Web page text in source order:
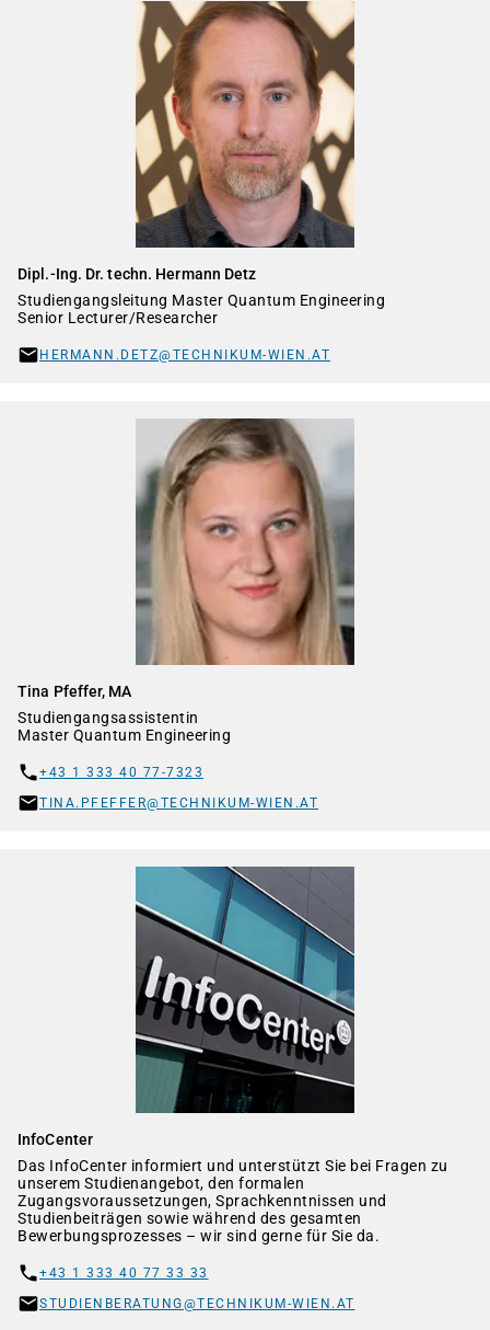
Dipl.-Ing. Dr. techn. Hermann Detz
Studiengangsleitung Master Quantum Engineering
Senior Lecturer/Researcher
HERMANN.DETZ@TECHNIKUM-WIEN.AT
Tina Pfeffer, MA
Studiengangsassistentin
Master Quantum Engineering
+43 1 333 40 77-7323
TINA.PFEFFER@TECHNIKUM-WIEN.AT
InfoCenter
Das InfoCenter informiert und unterstützt Sie bei Fragen zu
unserem Studienangebot, den formalen
Zugangsvoraussetzungen, Sprachkenntnissen und
Studienbeiträgen sowie während des gesamten
Bewerbungsprozesses – wir sind gerne für Sie da.
+43 1 333 40 77 33 33
STUDIENBERATUNG@TECHNIKUM-WIEN.AT